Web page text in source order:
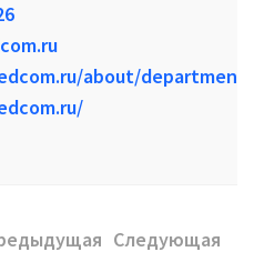
about/
Следующая